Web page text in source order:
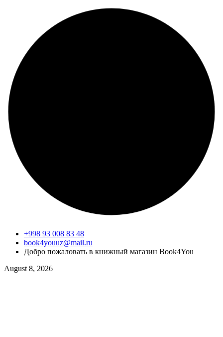
+998 93 008 83 48
book4youuz@mail.ru
Добро пожаловать в книжный магазин Book4You
August 8, 2026